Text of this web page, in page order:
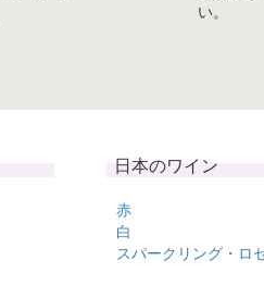
い。
日本のワイン
赤
白
スパークリング・ロ